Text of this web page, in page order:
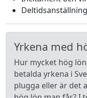
Yrkena med
Hur mycket hög
betalda yrkena i
plugga eller är det